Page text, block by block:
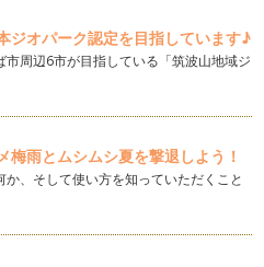
グ
毎日雨で洗濯物も干せず、何と
…
か？
季節になりました。そろそろ梅
りますね…
召し上がれ♪
かになり、新芽もたくさんお顔
ジオパーク認定を目指しています♪
市周辺6市が目指している「筑波山地域ジ
梅雨とムシムシ夏を撃退しよう！
か、そして使い方を知っていただくこと